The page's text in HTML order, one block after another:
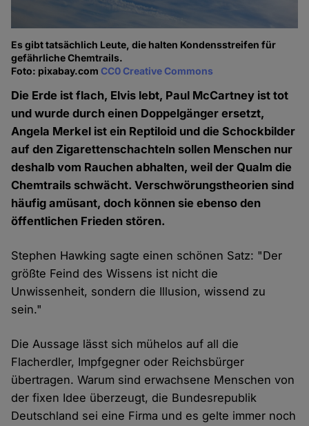
Es gibt tatsächlich Leute, die halten Kondensstreifen für
gefährliche Chemtrails.
Foto: pixabay.comCC0 Creative Commons
Die Erde ist flach, Elvis lebt, Paul McCartney ist tot
und wurde durch einen Doppelgänger ersetzt,
Angela Merkel ist ein Reptiloid und die Schockbilder
auf den Zigarettenschachteln sollen Menschen nur
deshalb vom Rauchen abhalten, weil der Qualm die
Chemtrails schwächt. Verschwörungstheorien sind
häufig amüsant, doch können sie ebenso den
öffentlichen Frieden stören.
Stephen Hawking sagte einen schönen Satz: "Der
größte Feind des Wissens ist nicht die
Unwissenheit, sondern die Illusion, wissend zu
sein."
Die Aussage lässt sich mühelos auf all die
Flacherdler, Impfgegner oder Reichsbürger
übertragen. Warum sind erwachsene Menschen von
der fixen Idee überzeugt, die Bundesrepublik
Deutschland sei eine Firma und es gelte immer noch